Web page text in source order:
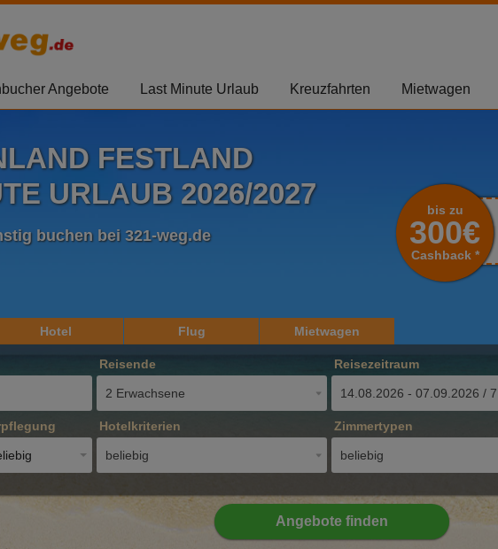
Angebote Last Minute Urlaub Kreuzfahrten Mietwagen
FESTLAND
URLAUB 2026/2027
buchen bei 321-weg.de
bis zu
300€
Cashback *
Hotel Flug Mietwagen
Reisende
2 Erwachsene
Reisezeitraum
Hotelkriterien
beliebig
Zimmertypen
beliebig
Angebote finden